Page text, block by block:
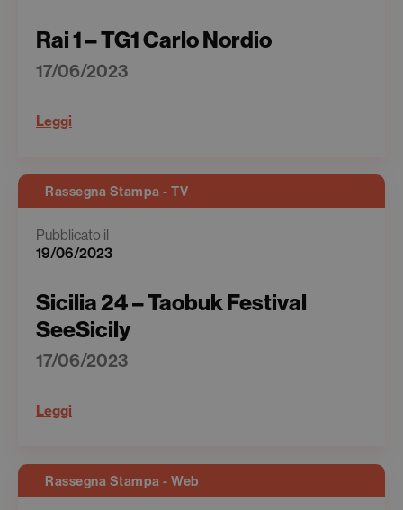
Rai 1 – TG1 Carlo Nordio
17/06/2023
Leggi
Rassegna Stampa - TV
Pubblicato il
19/06/2023
Sicilia 24 – Taobuk Festival
SeeSicily
17/06/2023
Leggi
Rassegna Stampa - Web